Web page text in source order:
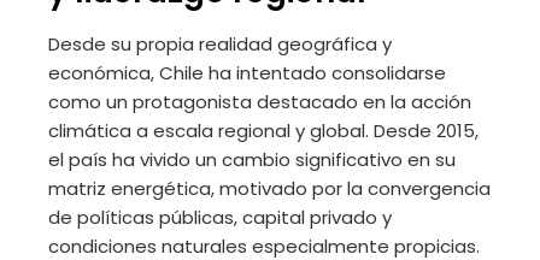
Desde su propia realidad geográfica y
económica, Chile ha intentado consolidarse
como un protagonista destacado en la acción
climática a escala regional y global. Desde 2015,
el país ha vivido un cambio significativo en su
matriz energética, motivado por la convergencia
de políticas públicas, capital privado y
condiciones naturales especialmente propicias.